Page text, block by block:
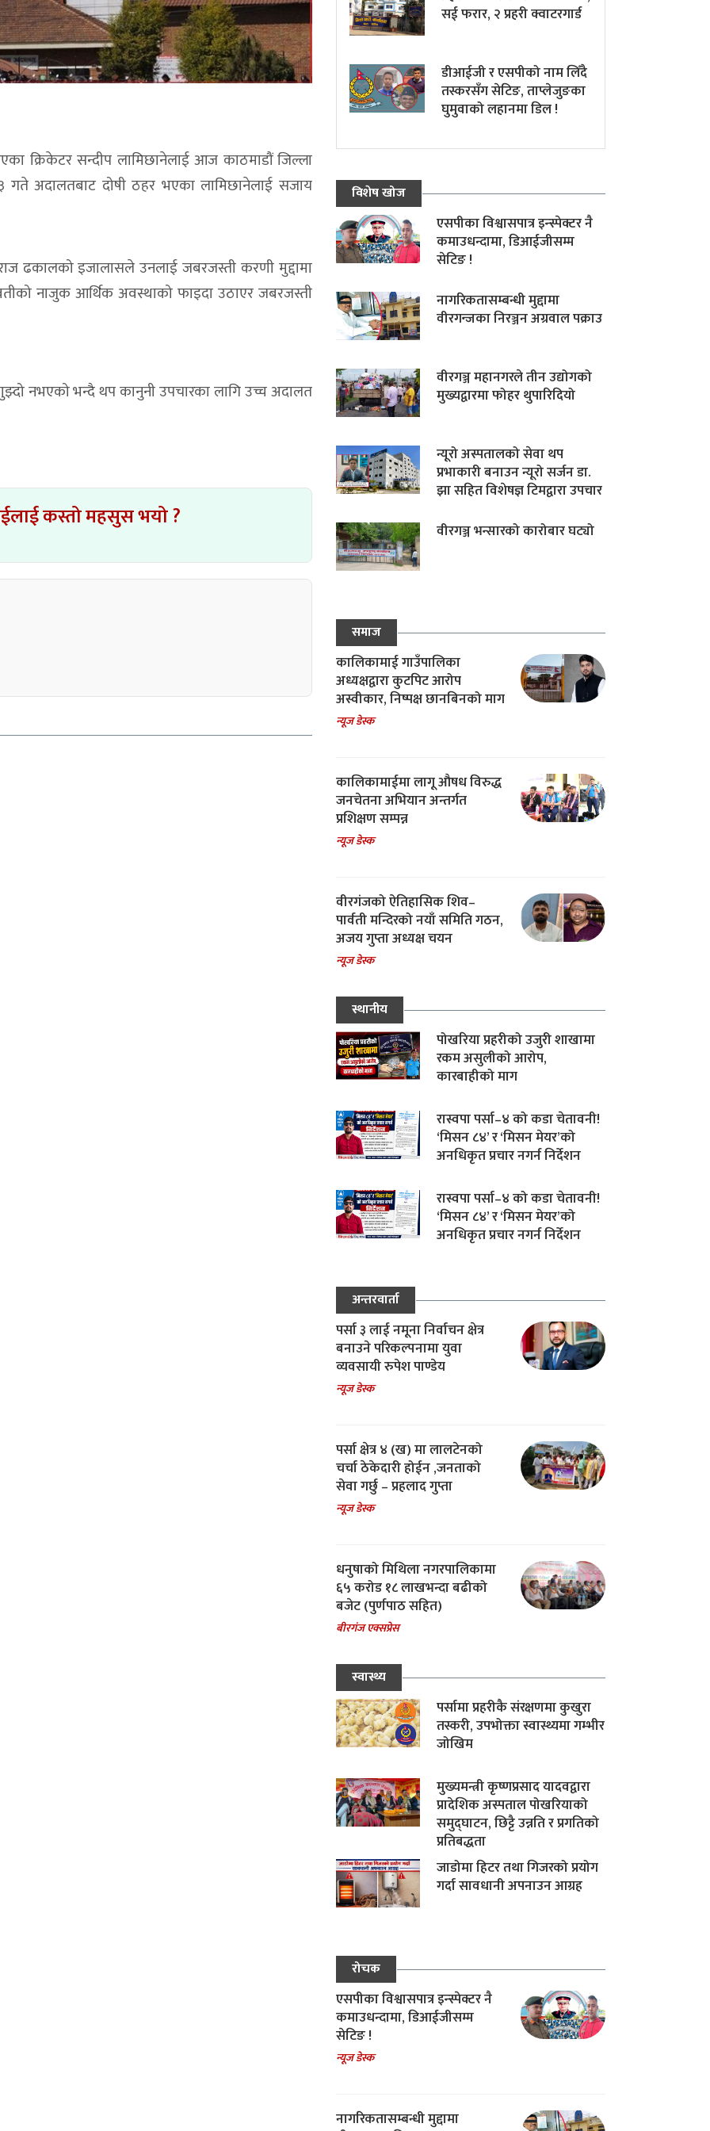
क्रिकेटर सन्दीप लामिछानेलाई आज काठमाडौं जिल्ला
अदालतबाट दोषी ठहर भएका लामिछानेलाई सजाय
ढकालको इजालासले उनलाई जबरजस्ती करणी मुद्दामा
नाजुक आर्थिक अवस्थाको फाइदा उठाएर जबरजस्ती
नभएको भन्दै थप कानुनी उपचारका लागि उच्च अदालत
कस्तो महसुस भयो ?
सई फरार, २ प्रहरी क्वाटरगार्ड
डीआईजी र एसपीको नाम लिँदै
तस्करसँग सेटिङ, ताप्लेजुङका
घुमुवाको लहानमा डिल !
विशेष खोज
एसपीका विश्वासपात्र इन्स्पेक्टर नै
कमाउधन्दामा, डिआईजीसम्म
सेटिङ !
नागरिकतासम्बन्धी मुद्दामा
वीरगन्जका निरञ्जन अग्रवाल पक्राउ
वीरगञ्ज महानगरले तीन उद्योगको
मुख्यद्वारमा फोहर थुपारिदियो
न्यूरो अस्पतालको सेवा थप
प्रभाकारी बनाउन न्यूरो सर्जन डा.
झा सहित विशेषज्ञ टिमद्वारा उपचार
वीरगञ्ज भन्सारको कारोबार घट्यो
समाज
कालिकामाई गाउँपालिका
अध्यक्षद्वारा कुटपिट आरोप
अस्वीकार, निष्पक्ष छानबिनको माग
न्यूज डेस्क
कालिकामाईमा लागू औषध विरुद्ध
जनचेतना अभियान अन्तर्गत
प्रशिक्षण सम्पन्न
न्यूज डेस्क
वीरगंजको ऐतिहासिक शिव–
पार्वती मन्दिरको नयाँ समिति गठन,
अजय गुप्ता अध्यक्ष चयन
न्यूज डेस्क
स्थानीय
पोखरिया प्रहरीको उजुरी शाखामा
रकम असुलीको आरोप,
कारबाहीको माग
रास्वपा पर्सा–४ को कडा चेतावनी!
‘मिसन ८४’ र ‘मिसन मेयर’को
अनधिकृत प्रचार नगर्न निर्देशन
रास्वपा पर्सा–४ को कडा चेतावनी!
‘मिसन ८४’ र ‘मिसन मेयर’को
अनधिकृत प्रचार नगर्न निर्देशन
अन्तरवार्ता
पर्सा ३ लाई नमूना निर्वाचन क्षेत्र
बनाउने परिकल्पनामा युवा
व्यवसायी रुपेश पाण्डेय
न्यूज डेस्क
पर्सा क्षेत्र ४ (ख) मा लालटेनको
चर्चा ठेकेदारी होईन ,जनताको
सेवा गर्छु – प्रहलाद गुप्ता
न्यूज डेस्क
धनुषाको मिथिला नगरपालिकामा
६५ करोड १८ लाखभन्दा बढीको
बजेट (पुर्णपाठ सहित)
बीरगंज एक्सप्रेस
स्वास्थ्य
पर्सामा प्रहरीकै संरक्षणमा कुखुरा
तस्करी, उपभोक्ता स्वास्थ्यमा गम्भीर
जोखिम
मुख्यमन्त्री कृष्णप्रसाद यादवद्वारा
प्रादेशिक अस्पताल पोखरियाको
समुद्घाटन, छिट्टै उन्नति र प्रगतिको
प्रतिबद्धता
जाडोमा हिटर तथा गिजरको प्रयोग
गर्दा सावधानी अपनाउन आग्रह
रोचक
एसपीका विश्वासपात्र इन्स्पेक्टर नै
कमाउधन्दामा, डिआईजीसम्म
सेटिङ !
न्यूज डेस्क
नागरिकतासम्बन्धी मुद्दामा